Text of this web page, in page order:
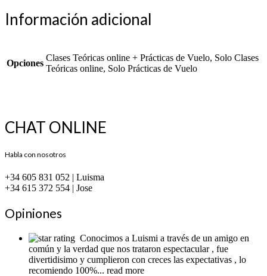
Información adicional
Opciones
Clases Teóricas online + Prácticas de Vuelo, Solo Clases
Teóricas online, Solo Prácticas de Vuelo
CHAT ONLINE
Habla con nosotros
+34 605 831 052 | Luisma
+34 615 372 554 | Jose
Opiniones
Conocimos a Luismi a través de un amigo en
común y la verdad que nos trataron espectacular , fue
divertidisimo y cumplieron con creces las expectativas , lo
recomiendo 100%... read more